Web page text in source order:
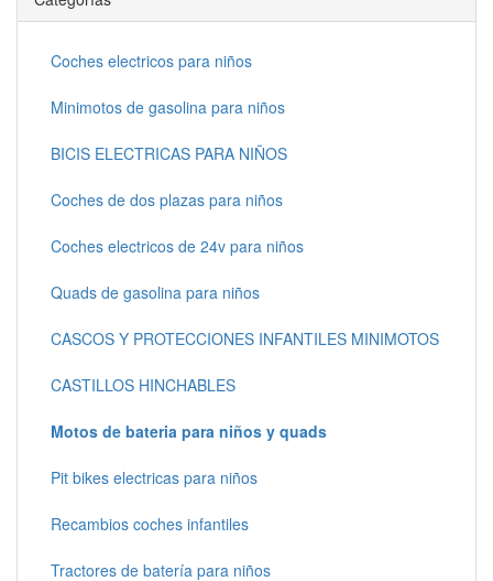
Coches electricos para niños
Minimotos de gasolina para niños
BICIS ELECTRICAS PARA NIÑOS
Coches de dos plazas para niños
Coches electricos de 24v para niños
Quads de gasolina para niños
CASCOS Y PROTECCIONES INFANTILES MINIMOTOS
CASTILLOS HINCHABLES
Motos de bateria para niños y quads
Pit bikes electricas para niños
Recambios coches infantiles
Tractores de batería para niños